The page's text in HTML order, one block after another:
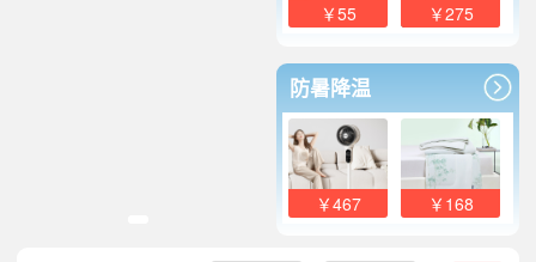
￥55 ￥275
防暑降温
￥467 ￥168